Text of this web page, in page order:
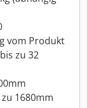
vom Produkt
zu 32
1680mm